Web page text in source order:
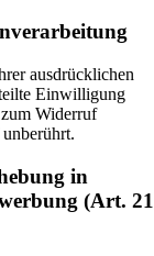
ausdrücklichen
Einwilligung
Widerruf
in
(Art. 21